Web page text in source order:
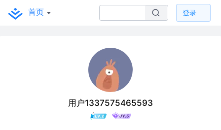
首页 登录
用户1337575465593